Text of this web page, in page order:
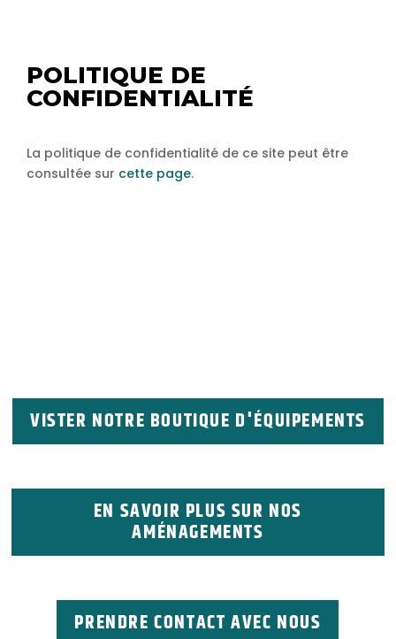
POLITIQUE DE
CONFIDENTIALITÉ
La politique de confidentialité de ce site peut être
consultée sur cette page.
VISTER NOTRE BOUTIQUE D'ÉQUIPEMENTS
EN SAVOIR PLUS SUR NOS
AMÉNAGEMENTS
PRENDRE CONTACT AVEC NOUS